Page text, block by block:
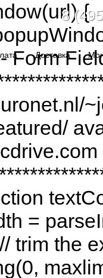
{
Form
=
trim the
8
Доставка